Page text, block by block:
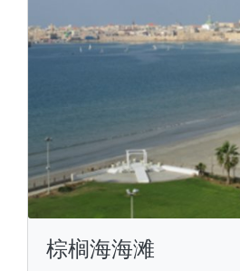
棕榈海海滩